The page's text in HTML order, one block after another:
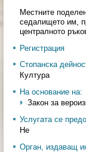
Местните
седалището им,
централното
Регистрация
Стопанска
Култура
На основание на:
Закон за
Услугата се
Не
Орган, издаващ